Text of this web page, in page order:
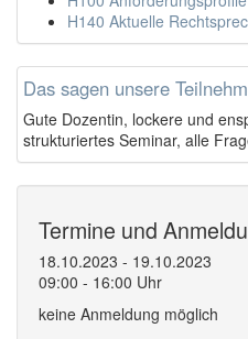
H140 Aktuelle
Das sagen unsere
Gute Dozentin, lockere und
strukturiertes Seminar, alle
Termine und
18.10.2023 - 19.10.2023
09:00 - 16:00 Uhr
keine Anmeldung möglich